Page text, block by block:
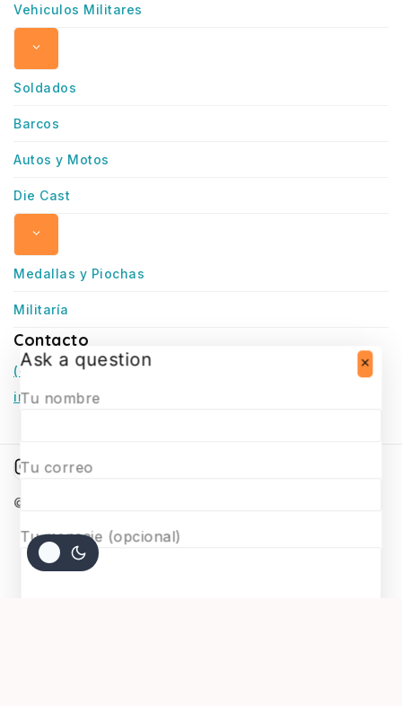
Vehiculos Militares
Soldados
Barcos
Autos y Motos
Die Cast
Medallas y Piochas
Militaría
Contacto
(+56) 966770307
infosurmaquetas@surmaquetas.cl
© 2026 Surmaquetas
Ask a question
Tu nombre
Tu correo
Tu mensaje (opcional)